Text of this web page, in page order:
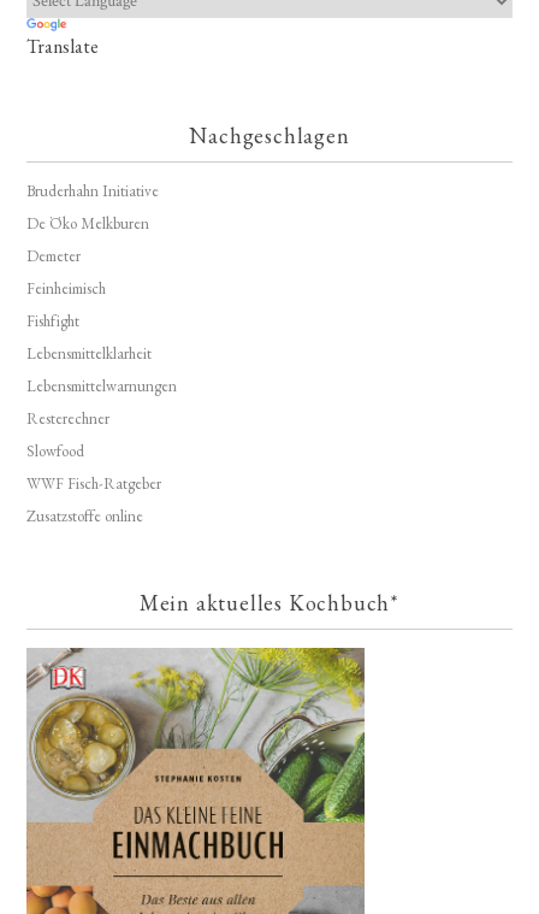
Translate
Nachgeschlagen
Bruderhahn Initiative
De Öko Melkburen
Demeter
Feinheimisch
Fishfight
Lebensmittelklarheit
Lebensmittelwarnungen
Resterechner
Slowfood
WWF Fisch-Ratgeber
Zusatzstoffe online
Mein aktuelles Kochbuch*